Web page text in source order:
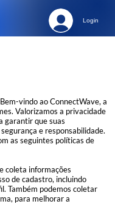
Login
vindo ao ConnectWave, a
Valorizamos a privacidade
garantir que suas
e responsabilidade.
as seguintes políticas de
coleta informações
de cadastro, incluindo
Também podemos coletar
para melhorar a